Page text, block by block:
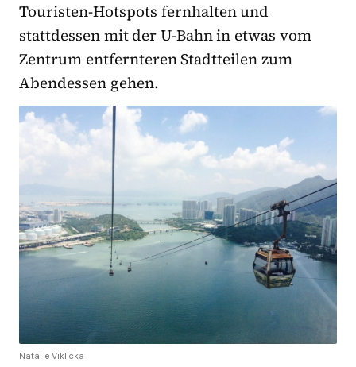
Touristen-Hotspots fernhalten und
stattdessen mit der U-Bahn in etwas vom
Zentrum entfernteren Stadtteilen zum
Abendessen gehen.
Natalie Viklicka